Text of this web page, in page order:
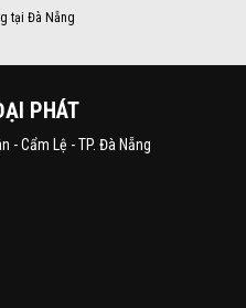
tại Đà Nẵng
PHÁT
- Cẩm Lệ - TP. Đà Nẵng